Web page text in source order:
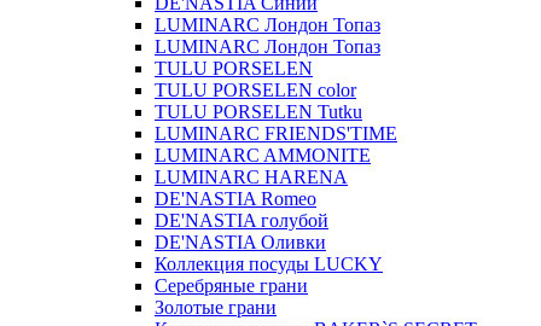
LUMINARC Лондон Топаз
LUMINARC Лондон Топаз
TULU PORSELEN
TULU PORSELEN color
TULU PORSELEN Tutku
LUMINARC FRIENDS'TIME
LUMINARC AMMONITE
LUMINARC HARENA
DE'NASTIA Romeo
DE'NASTIA голубой
DE'NASTIA Оливки
Коллекция посуды LUCKY
Серебряные грани
Золотые грани